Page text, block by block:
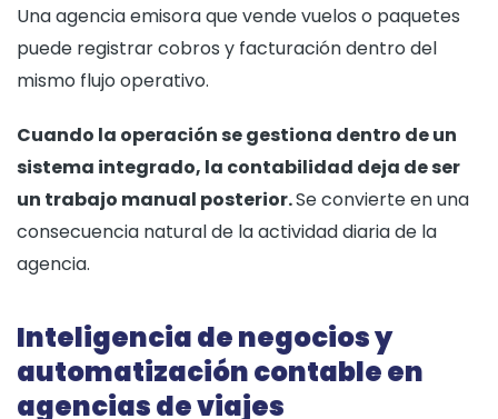
Una agencia emisora que vende vuelos o paquetes
puede registrar cobros y facturación dentro del
mismo flujo operativo.
Cuando la operación se gestiona dentro de un
sistema integrado, la contabilidad deja de ser
un trabajo manual posterior.Se convierte en una
consecuencia natural de la actividad diaria de la
agencia.
Inteligencia de negocios y
automatización contable en
agencias de viajes